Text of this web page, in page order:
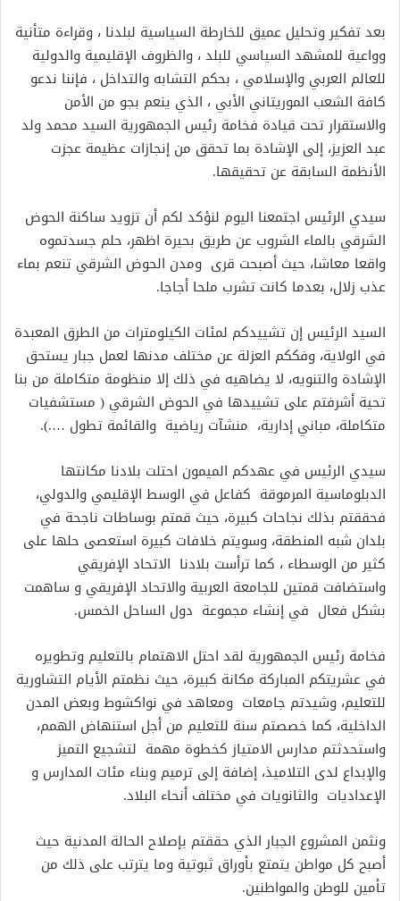
بعد تفكير وتحليل عميق للخارطة السياسية لبلدنا ، وقراءة متأنية
وواعية للمشهد السياسي للبلد ، والظروف الإقليمية والدولية
للعالم العربي والإسلامي ، بحكم التشابه والتداخل ، فإننا ندعو
كافة الشعب الموريتاني الأبي ، الذي ينعم بجو من الأمن
والاستقرار تحت قيادة فخامة رئيس الجمهورية السيد محمد ولد
عبد العزيز، إلى الإشادة بما تحقق من إنجازات عظيمة عجزت
الأنظمة السابقة عن تحقيقها.
سيدي الرئيس اجتمعنا اليوم لنؤكد لكم أن تزويد ساكنة الحوض
الشرقي بالماء الشروب عن طريق بحيرة اظهر، حلم جسدتموه
واقعا معاشا، حيث أصبحت قرى ومدن الحوض الشرقي تنعم بماء
عذب زلال، بعدما كانت تشرب ملحا أجاجا.
السيد الرئيس إن تشييدكم لمئات الكيلومترات من الطرق المعبدة
في الولاية، وفككم العزلة عن مختلف مدنها لعمل جبار يستحق
الإشادة والتنويه، لا يضاهيه في ذلك إلا منظومة متكاملة من بنا
تحية أشرفتم على تشييدها في الحوض الشرقي ( مستشفيات
متكاملة، مباني إدارية، منشآت رياضية والقائمة تطول ….).
سيدي الرئيس في عهدكم الميمون احتلت بلادنا مكانتها
الدبلوماسية المرموقة كفاعل في الوسط الإقليمي والدولي،
فحققتم بذلك نجاحات كبيرة، حيث قمتم بوساطات ناجحة في
بلدان شبه المنطقة، وسويتم خلافات كبيرة استعصى حلها على
كثير من الوسطاء ، كما ترأست بلادنا الاتحاد الإفريقي
واستضافت قمتين للجامعة العربية والاتحاد الإفريقي و ساهمت
بشكل فعال في إنشاء مجموعة دول الساحل الخمس.
فخامة رئيس الجمهورية لقد احتل الاهتمام بالتعليم وتطويره
في عشريتكم المباركة مكانة كبيرة، حيث نظمتم الأيام التشاورية
للتعليم، وشيدتم جامعات ومعاهد في نواكشوط وبعض المدن
الداخلية، كما خصصتم سنة للتعليم من أجل استنهاض الهمم،
واستحدثتم مدارس الامتياز كخطوة مهمة لتشجيع التميز
والإبداع لدى التلاميذ، إضافة إلى ترميم وبناء مئات المدارس و
الإعداديات والثانويات في مختلف أنحاء البلاد.
ونثمن المشروع الجبار الذي حققتم بإصلاح الحالة المدنية حيث
أصبح كل مواطن يتمتع بأوراق ثبوتية وما يترتب على ذلك من
تأمين للوطن والمواطنين.